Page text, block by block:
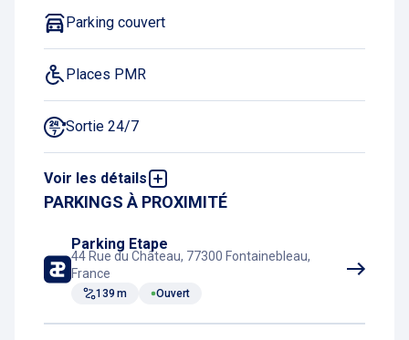
Parking couvert
Places PMR
Sortie 24/7
Voir les détails
Places deux-roues
PARKINGS À PROXIMITÉ
Parking Etape
44 Rue du Château, 77300 Fontainebleau,
France
139 m Ouvert